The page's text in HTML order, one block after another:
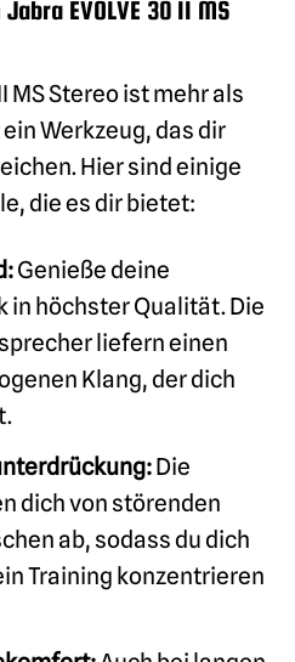
EVOLVE 30 II MS
MS Stereo ist mehr als
Werkzeug, das dir
Hier sind einige
die es dir bietet:
Genieße deine
in höchster Qualität. Die
liefern einen
Klang, der dich
Die
dich von störenden
ab, sodass du dich
Training konzentrieren